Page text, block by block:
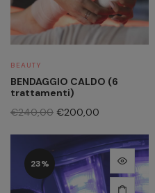
BEAUTY
BENDAGGIO CALDO (6
trattamenti)
€240,00 €200,00
23%